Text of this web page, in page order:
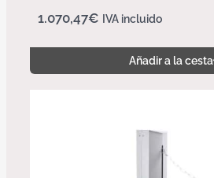
1.070,47€ IVA incluido
Añadir a la cesta